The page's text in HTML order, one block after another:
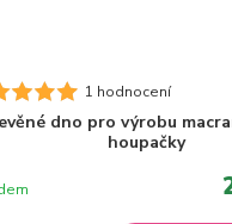
1 hodnocení
dno pro výrobu
houpačky